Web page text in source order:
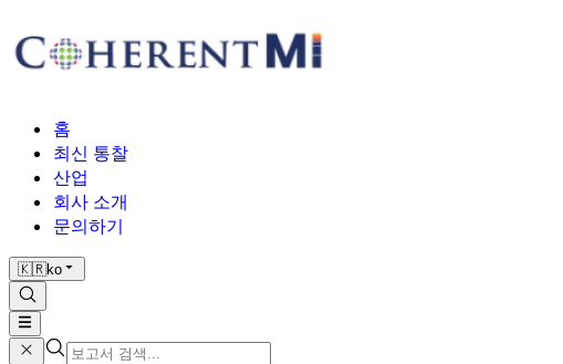
홈
최신 통찰
산업
회사 소개
문의하기
🇰🇷ko